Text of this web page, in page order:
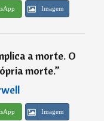
Imagem
a morte. O
morte.”
Imagem